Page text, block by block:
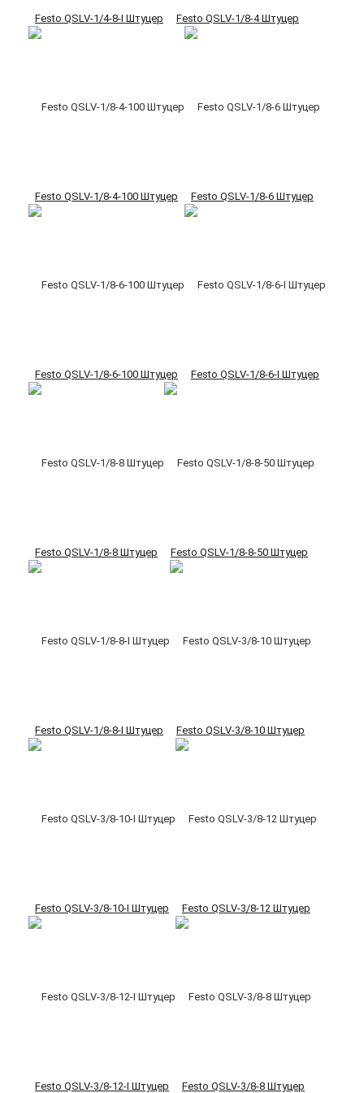
Festo QSLV-1/4-8-I Штуцер Festo QSLV-1/8-4 Штуцер
Festo QSLV-1/8-4-100 Штуцер Festo QSLV-1/8-6 Штуцер
Festo QSLV-1/8-6-100 Штуцер Festo QSLV-1/8-6-I Штуцер
Festo QSLV-1/8-8 Штуцер Festo QSLV-1/8-8-50 Штуцер
Festo QSLV-1/8-8-I Штуцер Festo QSLV-3/8-10 Штуцер
Festo QSLV-3/8-10-I Штуцер Festo QSLV-3/8-12 Штуцер
Festo QSLV-3/8-12-I Штуцер Festo QSLV-3/8-8 Штуцер